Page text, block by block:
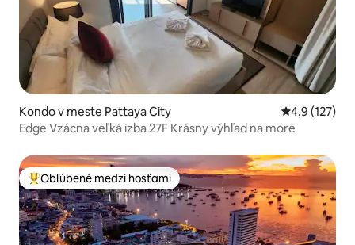
Kondo v meste Pattaya City Priemerné
4,9 (127)
Edge Vzácna veľká izba 27F Krásny výhľad na more
Najobľúbenejšie medzi hosťami
Obľúbené medzi hosťami